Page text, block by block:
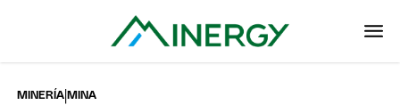
MINERÍA |MINA